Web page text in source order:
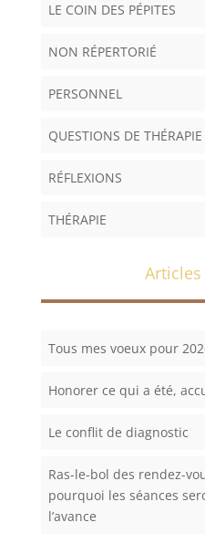
LE COIN DES PÉPITES
NON RÉPERTORIÉ
PERSONNEL
QUESTIONS DE THÉRAPIE
RÉFLEXIONS
THÉRAPIE
Tous mes voeux pour
Honorer ce qui a été,
Le conflit de diagnostic
Ras-le-bol des rendez-
pourquoi les séances
l’avance